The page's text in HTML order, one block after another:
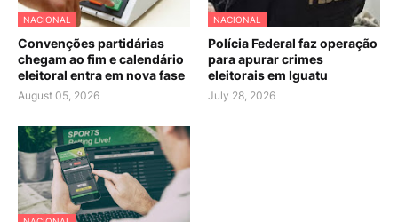
NACIONAL
Convenções partidárias
chegam ao fim e calendário
eleitoral entra em nova fase
August 05, 2026
NACIONAL
Polícia Federal faz operação
para apurar crimes
eleitorais em Iguatu
July 28, 2026